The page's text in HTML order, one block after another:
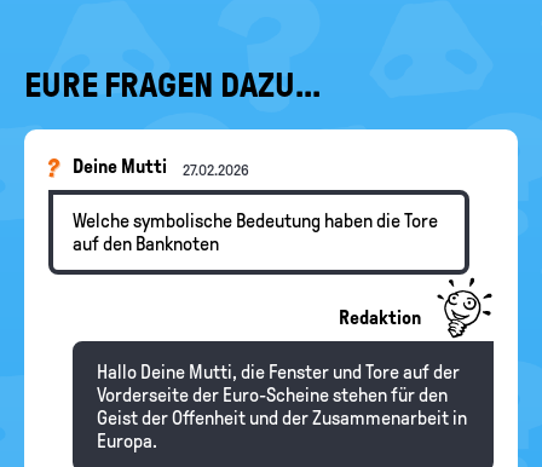
EURE FRAGEN DAZU...
Deine Mutti 27.02.2026
Welche symbolische Bedeutung haben die Tore
auf den Banknoten
Redaktion
Hallo Deine Mutti, die Fenster und Tore auf der
Vorderseite der Euro-Scheine stehen für den
Geist der Offenheit und der Zusammenarbeit in
Europa.